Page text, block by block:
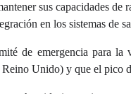
sus capacidades de
en los sistemas de
de emergencia para
Unido) y que el pico